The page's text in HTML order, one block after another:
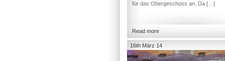
für das Obergeschoss an. Da […]
Read more
16th März 14